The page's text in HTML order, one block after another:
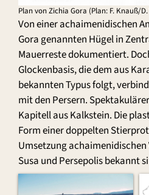
Plan von Zichia Gora (Plan: F. Knauß/D.
Von einer achaimenidischen
Gora genannten Hügel in
Mauerreste dokumentiert.
Glockenbasis, die dem aus
bekannten Typus folgt,
mit den Persern.
Kapitell aus Kalkstein. Die
Form einer doppelten
Umsetzung
Susa und Persepolis bekannt